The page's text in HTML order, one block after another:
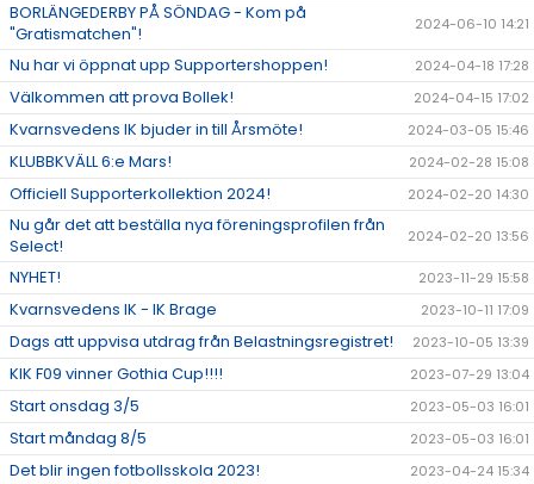
BORLÄNGEDERBY PÅ SÖNDAG - Kom på
"Gratismatchen"!
2024-06-10 14:21
Nu har vi öppnat upp Supportershoppen! 2024-04-18 17:28
Välkommen att prova Bollek! 2024-04-15 17:02
Kvarnsvedens IK bjuder in till Årsmöte! 2024-03-05 15:46
KLUBBKVÄLL 6:e Mars! 2024-02-28 15:08
Officiell Supporterkollektion 2024! 2024-02-20 14:30
Nu går det att beställa nya föreningsprofilen från
Select!
2024-02-20 13:56
NYHET! 2023-11-29 15:58
Kvarnsvedens IK - IK Brage 2023-10-11 17:09
Dags att uppvisa utdrag från Belastningsregistret! 2023-10-05 13:39
KIK F09 vinner Gothia Cup!!!! 2023-07-29 13:04
Start onsdag 3/5 2023-05-03 16:01
Start måndag 8/5 2023-05-03 16:01
Det blir ingen fotbollsskola 2023! 2023-04-24 15:34